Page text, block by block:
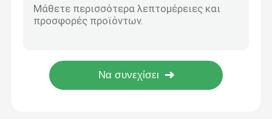
Αεραντλία μικροϋπολογιστών